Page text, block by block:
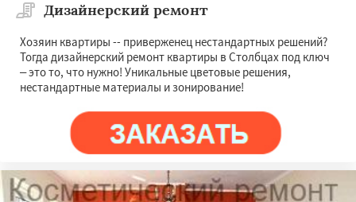
Дизайнерский ремонт
Хозяин квартиры -- приверженец нестандартных решений?
Тогда дизайнерский ремонт квартиры в Столбцах под ключ
– это то, что нужно! Уникальные цветовые решения,
нестандартные материалы и зонирование!